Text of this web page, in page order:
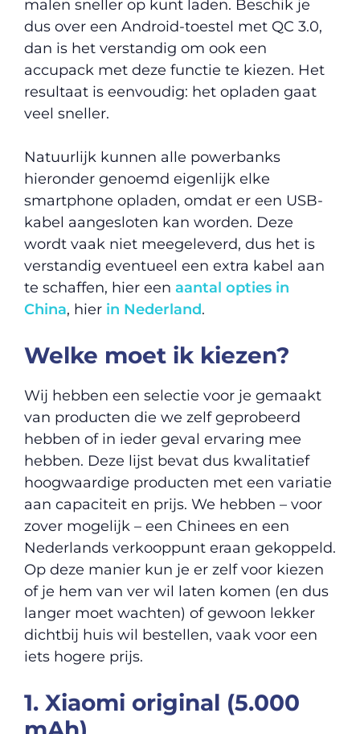
malen sneller op kunt laden. Beschik je
dus over een Android-toestel met QC 3.0,
dan is het verstandig om ook een
accupack met deze functie te kiezen. Het
resultaat is eenvoudig: het opladen gaat
veel sneller.
Natuurlijk kunnen alle powerbanks
hieronder genoemd eigenlijk elke
smartphone opladen, omdat er een USB-
kabel aangesloten kan worden. Deze
wordt vaak niet meegeleverd, dus het is
verstandig eventueel een extra kabel aan
te schaffen, hier een aantal opties in
China, hier in Nederland.
Welke moet ik kiezen?
Wij hebben een selectie voor je gemaakt
van producten die we zelf geprobeerd
hebben of in ieder geval ervaring mee
hebben. Deze lijst bevat dus kwalitatief
hoogwaardige producten met een variatie
aan capaciteit en prijs. We hebben – voor
zover mogelijk – een Chinees en een
Nederlands verkooppunt eraan gekoppeld.
Op deze manier kun je er zelf voor kiezen
of je hem van ver wil laten komen (en dus
langer moet wachten) of gewoon lekker
dichtbij huis wil bestellen, vaak voor een
iets hogere prijs.
1. Xiaomi original (5.000